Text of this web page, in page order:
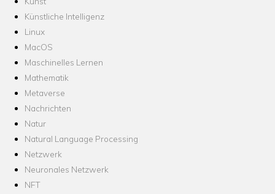
Künstliche Intelligenz
Linux
MacOS
Maschinelles Lernen
Mathematik
Metaverse
Nachrichten
Natur
Natural Language Processing
Netzwerk
Neuronales Netzwerk
NFT